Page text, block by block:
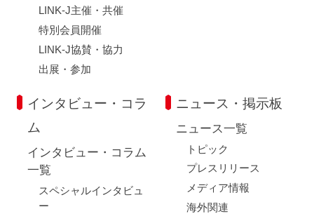
LINK-J主催・共催
特別会員開催
LINK-J協賛・協力
出展・参加
インタビュー・コラ
ム
インタビュー・コラム
一覧
スペシャルインタビュ
ー
ニュース・掲示板
ニュース一覧
トピック
プレスリリース
メディア情報
海外関連